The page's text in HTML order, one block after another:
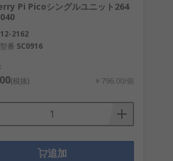
では、開発キ
提供します。そ
だけます。
Pi Picoシングルユニット264
2162
番 SC0916
(税抜) ￥796.00/個
追加